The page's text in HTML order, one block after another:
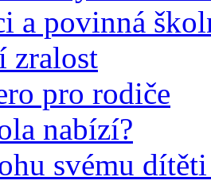
a povinná
zralost
pro rodiče
nabízí?
svému